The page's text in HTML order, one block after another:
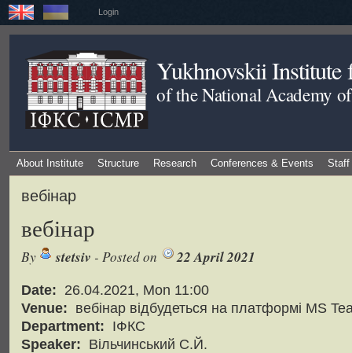
Login
Yukhnovskii Institute
of the National Academy
About Institute Structure Research Conferences & Events Staff
вебінар
вебінар
By stetsiv - Posted on 22 April 2021
Date: 26.04.2021, Mon 11:00
Venue: вебінар відбудеться на платформі MS
Department: ІФКС
Speaker: Вільчинський С.Й.